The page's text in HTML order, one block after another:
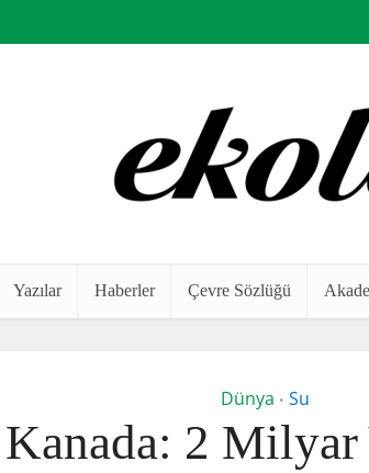
Yazılar Haberler Çevre Sözlüğü
Dünya • Su
2 Milyar